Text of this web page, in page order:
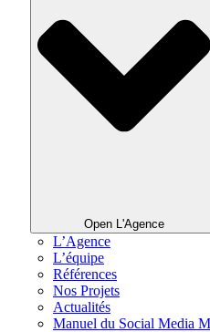
Open L'Agence
L’Agence
L’équipe
Références
Nos Projets
Actualités
Manuel du Social Media